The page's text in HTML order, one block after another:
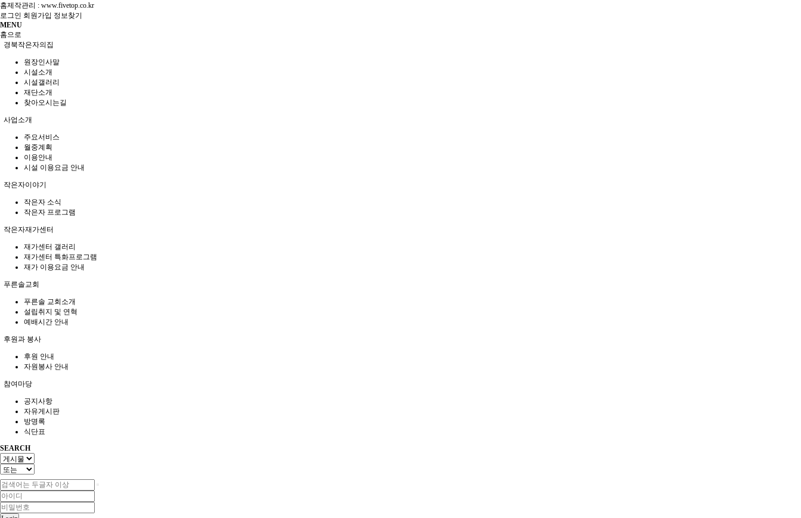
홈제작관리 : www.fivetop.co.kr
로그인 회원가입 정보찾기
MENU
홈으로
경북작은자의집
원장인사말
시설소개
시설갤러리
재단소개
찾아오시는길
사업소개
주요서비스
월중계획
이용안내
시설 이용요금 안내
작은자이야기
작은자 소식
작은자 프로그램
작은자재가센터
재가센터 갤러리
재가센터 특화프로그램
재가 이용요금 안내
푸른솔교회
푸른솔 교회소개
설립취지 및 연혁
예배시간 안내
후원과 봉사
후원 안내
자원봉사 안내
참여마당
공지사항
자유게시판
방명록
식단표
SEARCH